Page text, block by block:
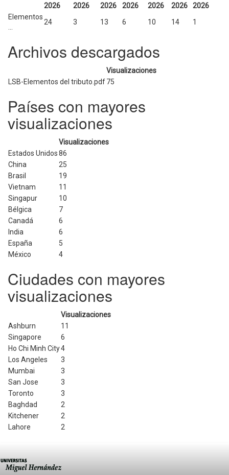
2026
2026
2026
2026
2026
2026
2026
Elementos
24 3 13 6 10 14 1
Archivos descargados
Visualizaciones
LSB-Elementos del tributo.pdf75
Países con mayores
visualizaciones
Visualizaciones
Estados Unidos86
China
25
Brasil
19
Vietnam
11
Singapur
10
Bélgica
7
Canadá
6
India
6
España
5
México
4
Ciudades con mayores
visualizaciones
Visualizaciones
Ashburn
11
Singapore
6
Ho Chi Minh City4
Los Angeles
3
Mumbai
3
San Jose
3
Toronto
3
Baghdad
2
Kitchener
2
Lahore
2